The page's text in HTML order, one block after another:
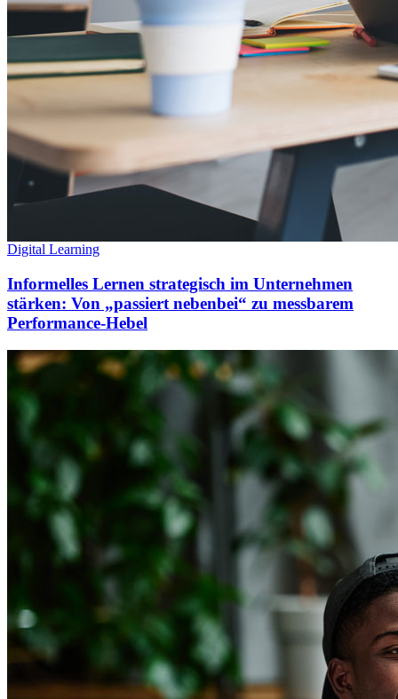
Digital Learning
Informelles Lernen strategisch im Unternehmen
stärken: Von „passiert nebenbei“ zu messbarem
Performance-Hebel